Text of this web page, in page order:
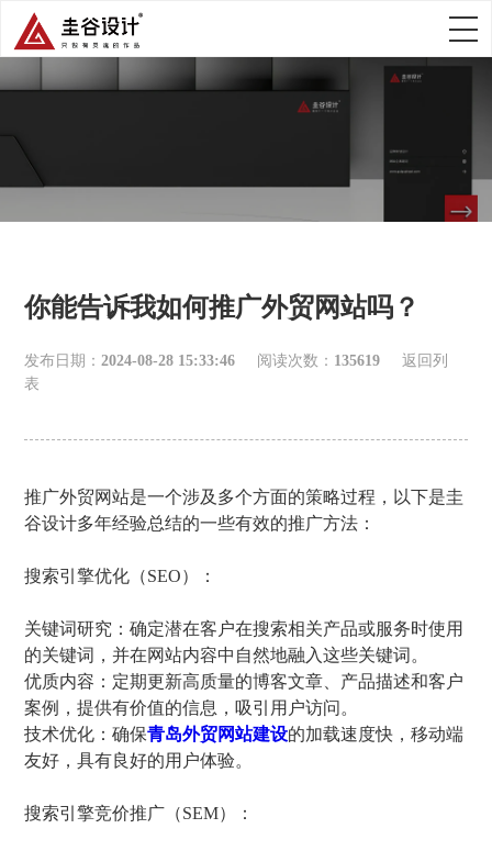
你能告诉我如何推广外贸网站吗？
发布日期：2024-08-28 15:33:46 阅读次数： 135619
返回列
表
推广外贸网站是一个涉及多个方面的策略过程，以下是圭
谷设计多年经验总结的一些有效的推广方法：
搜索引擎优化（SEO）：
关键词研究：确定潜在客户在搜索相关产品或服务时使用
的关键词，并在网站内容中自然地融入这些关键词。
优质内容：定期更新高质量的博客文章、产品描述和客户
案例，提供有价值的信息，吸引用户访问。
技术优化：确保青岛外贸网站建设的加载速度快，移动端
友好，具有良好的用户体验。
搜索引擎竞价推广（SEM）：